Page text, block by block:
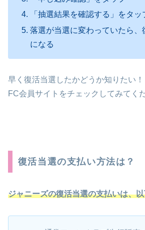
「抽選結果を確認する」をタッ
落選が当選に変わっていたら、
になる
早く復活当選したかどうか知りたい
FC会員サイトをチェックしてみてく
復活当選の支払い方法は？
ジャニーズの復活当選の支払いは、